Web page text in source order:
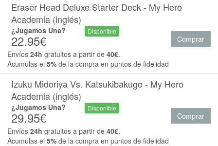
Eraser Head Deluxe Starter Deck - My Hero
Academia (inglés)
¿Jugamos Una?
22.95€
Disponible
Comprar
Envíos 24h gratuitos a partir de 40€.
Acumulas el 5% de la compra en puntos de fidelidad
Izuku Midoriya Vs. Katsukibakugo - My Hero
Academia (inglés)
¿Jugamos Una?
29.95€
Disponible
Comprar
Envíos 24h gratuitos a partir de 40€.
Acumulas el 5% de la compra en puntos de fidelidad